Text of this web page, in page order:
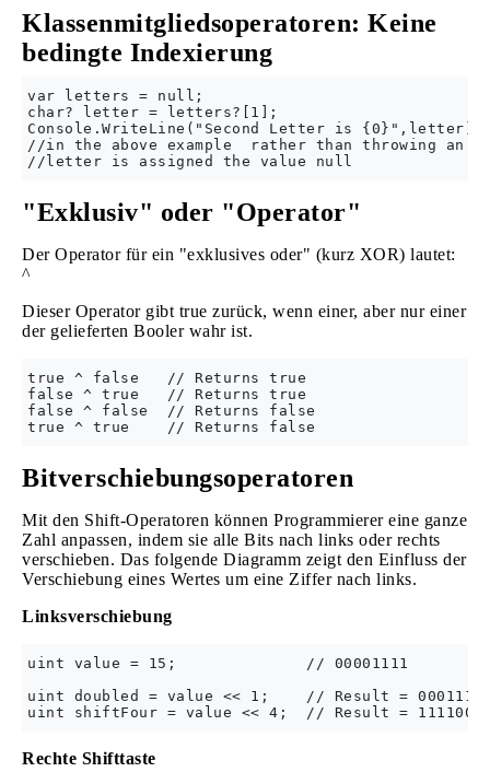
Klassenmitgliedsoperatoren: Keine
bedingte Indexierung
var letters = null;
char? letter = letters?[1];
Console.WriteLine("Second Letter is {0}",letter);
//in the above example  rather than throwing an
"Exklusiv" oder "Operator"
Der Operator für ein "exklusives oder" (kurz XOR) lautet:
^
Dieser Operator gibt true zurück, wenn einer, aber nur einer
der gelieferten Booler wahr ist.
true ^ false   // Returns true
false ^ true   // Returns true
false ^ false  // Returns false
Bitverschiebungsoperatoren
Mit den Shift-Operatoren können Programmierer eine ganze
Zahl anpassen, indem sie alle Bits nach links oder rechts
verschieben. Das folgende Diagramm zeigt den Einfluss der
Verschiebung eines Wertes um eine Ziffer nach links.
Linksverschiebung
uint value = 15;              // 00001111
uint doubled = value << 1;    // Result =
Rechte Shifttaste